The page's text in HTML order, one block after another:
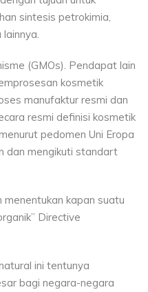
sintesis petrokimia,
(GMOs). Pendapat lain
kosmetik
manufaktur resmi dan
resmi definisi kosmetik
pedomen Uni Eropa
dan mengikuti standart
menentukan kapan suatu
Directive
ini tentunya
bagi negara-negara